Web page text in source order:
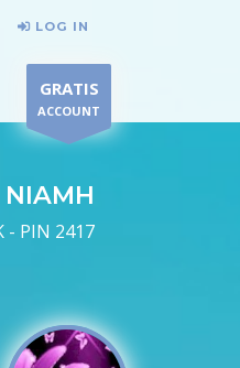
LOG IN
GRATIS
ACCOUNT
- PIN 2417